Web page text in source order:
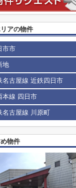
アの物件
市市
地
名古屋線 近鉄四日市
本線 四日市
名古屋線 川原町
物件